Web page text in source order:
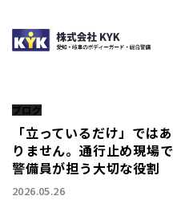
ン
テ
へ
ッ
ブログ
「立っているだけ」ではあ
りません。通行止め現場で
警備員が担う大切な役割
2026.05.26